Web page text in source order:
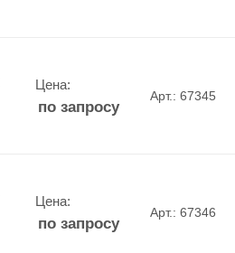
Цена:
по запросу
Арт.: 67345
Цена:
по запросу
Арт.: 67346